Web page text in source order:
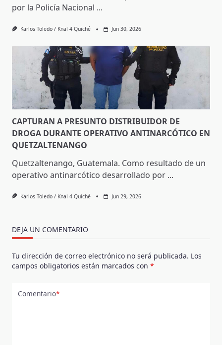
por la Policía Nacional ...
Karlos Toledo / Knal 4 Quiché Jun 30, 2026
CAPTURAN A PRESUNTO DISTRIBUIDOR DE
DROGA DURANTE OPERATIVO ANTINARCÓTICO EN
QUETZALTENANGO
Quetzaltenango, Guatemala. Como resultado de un
operativo antinarcótico desarrollado por ...
Karlos Toledo / Knal 4 Quiché Jun 29, 2026
DEJA UN COMENTARIO
Tu dirección de correo electrónico no será publicada. Los
campos obligatorios están marcados con *
Comentario*